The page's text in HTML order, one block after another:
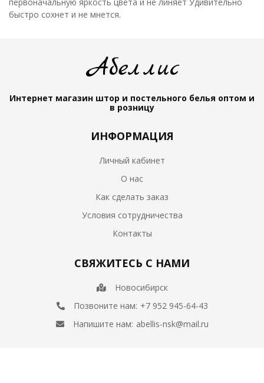
быстро сохнет и не мнется.
Абеллис
Интернет магазин штор и постельного белья оптом и
в розницу
ИНФОРМАЦИЯ
Личный кабинет
О нас
Как сделать заказ
Условия сотрудничества
Контакты
СВЯЖИТЕСЬ С НАМИ
Новосибирск
Позвоните нам: +7 952 945-64-43
Напишите нам: abellis-nsk@mail.ru